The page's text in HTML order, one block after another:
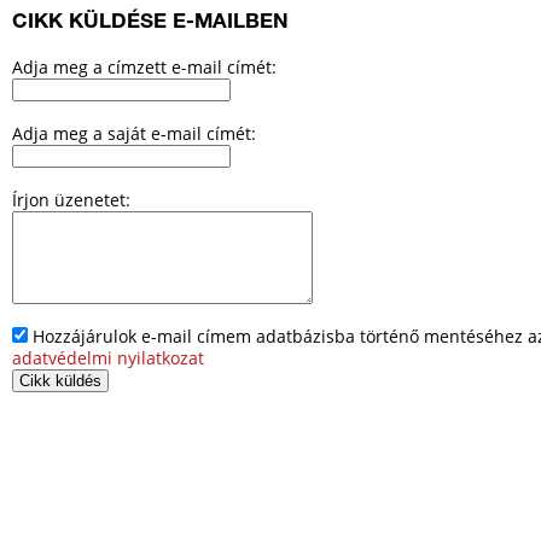
CIKK KÜLDÉSE E-MAILBEN
Adja meg a címzett e-mail címét:
Adja meg a saját e-mail címét:
Írjon üzenetet:
Hozzájárulok e-mail címem adatbázisba történő mentéséhez
adatvédelmi nyilatkozat